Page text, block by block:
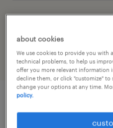
retail & wholesale
job details
about cookies
We use cookies to provide you with
technical problems, to help us
offer you more relevant information
decline them, or click "customize" to
change your options at any time.
policy.